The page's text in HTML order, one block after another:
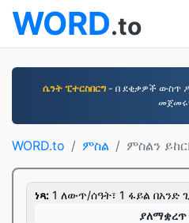
WORD.to
ሴንት ፒተርስበርግ - በ ደቂቃዎች ውስጥ
WORD.to ምስል ምስልን
ነጻ: 1 ለውጥ/ሰዓት፣ 1 ፋይል በአንድ
ያለማቋረጥ